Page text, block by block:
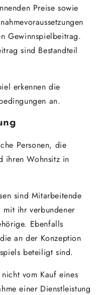
Preise sowie
Gewinnspielbeitrag.
sind Bestandteil
erkennen die
an.
Personen, die
ihren Wohnsitz in
sind Mitarbeitende
mit ihr verbundener
Ebenfalls
an der Konzeption
beteiligt sind.
vom Kauf eines
einer Dienstleistung